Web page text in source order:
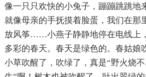
像一只只欢快的小兔子，蹦蹦跳跳地
就像母亲的手抚摸着脸蛋，我们在那
放风筝……小燕子静静地停在电线上
多彩的春天。春天是绿色的。春姑娘
小草吹醒了，吹绿了，真是“野火烧